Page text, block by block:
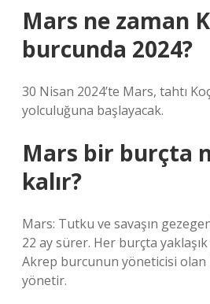
Mars ne zaman
burcunda 2024?
30 Nisan 2024’te Mars, tahtı
yolculuğuna başlayacak.
Mars bir burçta
kalır?
Mars: Tutku ve savaşın
22 ay sürer. Her burçta
Akrep burcunun yöneticisi olan
yönetir.